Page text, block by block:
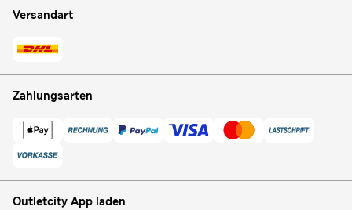
Versandart
Zahlungsarten
Outletcity App laden